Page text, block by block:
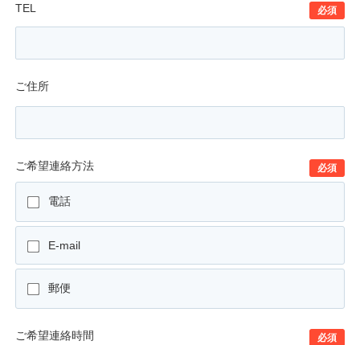
TEL 必須
ご住所
ご希望連絡方法 必須
電話
E-mail
郵便
ご希望連絡時間 必須